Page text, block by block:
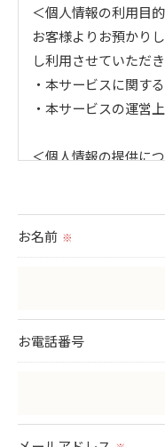
＜個人情報の利用目
お客様よりお預かり
し利用させていただき
・本サービスに関す
・本サービスの運営
＜個人情報の提供に
取得した個人情報を
当社では、利用目的
情報を外部に委託する
お名前 ※
お電話番号